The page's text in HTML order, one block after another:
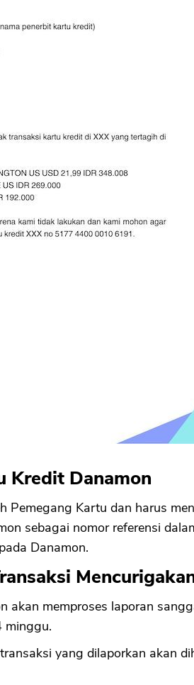
Kredit Danamon
Pemegang Kartu dan harus
sebagai nomor referensi
Danamon.
akan memproses laporan
minggu.
yang dilaporkan akan